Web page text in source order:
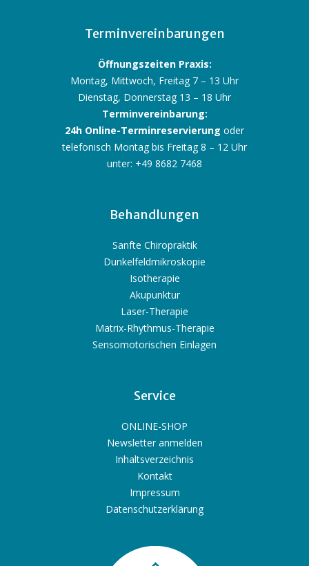
Terminvereinbarungen
Öffnungszeiten Praxis:
Montag, Mittwoch, Freitag 7 – 13 Uhr
Dienstag, Donnerstag 13 – 18 Uhr
Terminvereinbarung:
24h Online-Terminreservierung oder
telefonisch Montag bis Freitag 8 – 12 Uhr
unter: +49 8682 7468
Behandlungen
Sanfte Chiropraktik
Dunkelfeldmikroskopie
Isotherapie
Akupunktur
Laser-Therapie
Matrix-Rhythmus-Therapie
Sensomotorischen Einlagen
Service
ONLINE-SHOP
Newsletter anmelden
Inhaltsverzeichnis
Kontakt
Impressum
Datenschutzerklärung